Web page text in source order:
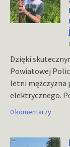
Dzięki
Powiatowej
letni mężczyzna
elektrycznego.
0 komentarzy